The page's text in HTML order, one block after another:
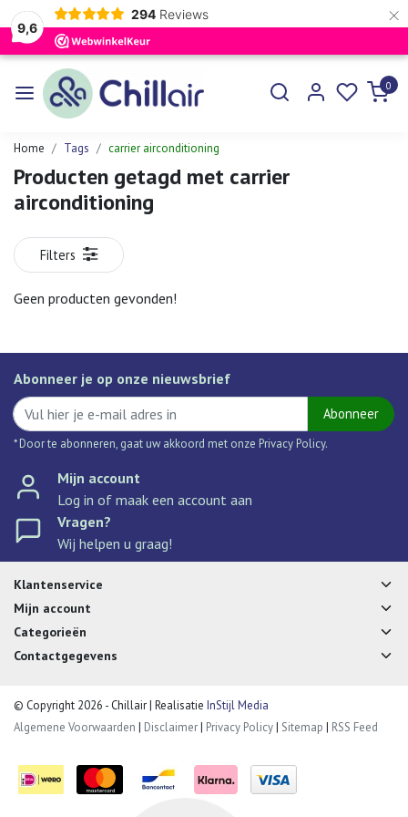
9,6
294 Reviews ×
0
Home Tags carrier airconditioning
Producten getagd met carrier
airconditioning
Filters
Geen producten gevonden!
Abonneer je op onze nieuwsbrief
Abonneer
* Door te abonneren, gaat uw akkoord met onze Privacy Policy.
Mijn account
Log in of maak een account aan
Vragen?
Wij helpen u graag!
Klantenservice
Mijn account
Categorieën
Contactgegevens
© Copyright 2026 - Chillair | Realisatie InStijl Media
Algemene Voorwaarden | Disclaimer| Privacy Policy| Sitemap | RSS Feed